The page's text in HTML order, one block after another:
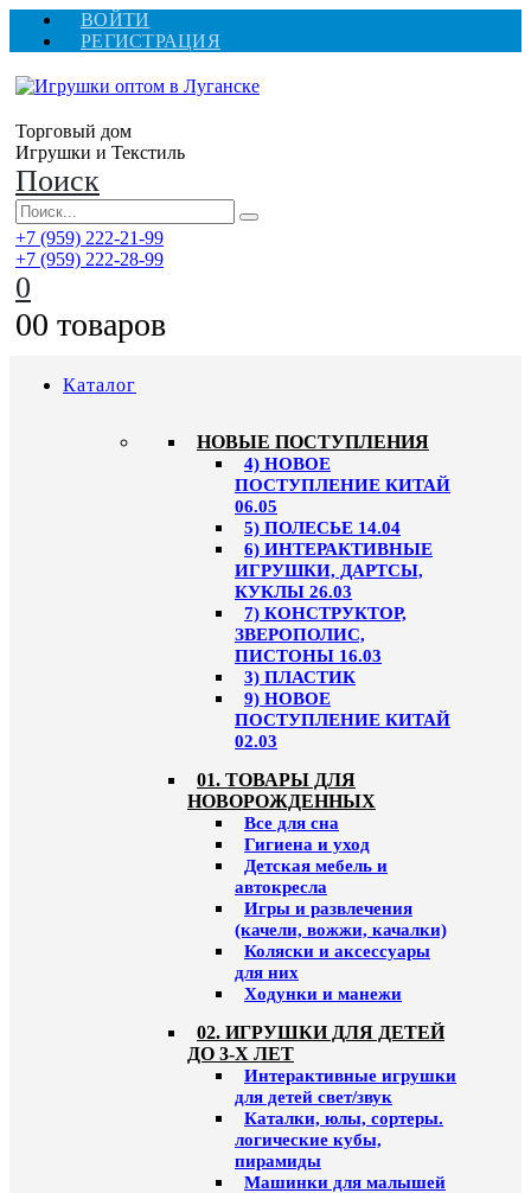
ВОЙТИ
РЕГИСТРАЦИЯ
Торговый дом
Игрушки и Текстиль
Поиск
+7 (959) 222-21-99
+7 (959) 222-28-99
0
00 товаров
Каталог
НОВЫЕ ПОСТУПЛЕНИЯ
4) НОВОЕ
ПОСТУПЛЕНИЕ КИТАЙ
06.05
5) ПОЛЕСЬЕ 14.04
6) ИНТЕРАКТИВНЫЕ
ИГРУШКИ, ДАРТСЫ,
КУКЛЫ 26.03
7) КОНСТРУКТОР,
ЗВЕРОПОЛИС,
ПИСТОНЫ 16.03
3) ПЛАСТИК
9) НОВОЕ
ПОСТУПЛЕНИЕ КИТАЙ
02.03
01. ТОВАРЫ ДЛЯ
НОВОРОЖДЕННЫХ
Все для сна
Гигиена и уход
Детская мебель и
автокресла
Игры и развлечения
(качели, вожжи, качалки)
Коляски и аксессуары
для них
Ходунки и манежи
02. ИГРУШКИ ДЛЯ ДЕТЕЙ
ДО 3-Х ЛЕТ
Интерактивные игрушки
для детей свет/звук
Каталки, юлы, сортеры.
логические кубы,
пирамиды
Машинки для малышей